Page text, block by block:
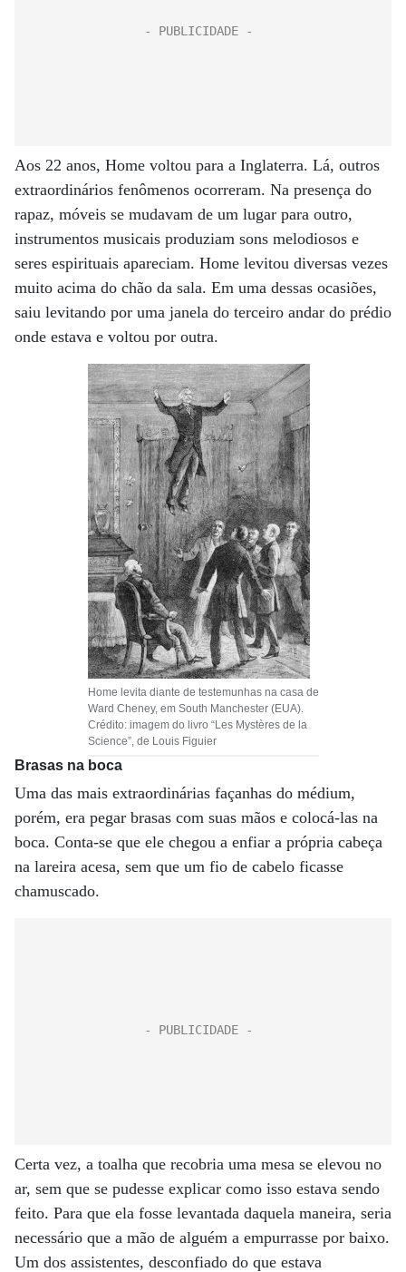
Aos 22 anos, Home voltou para a Inglaterra. Lá, outros
extraordinários fenômenos ocorreram. Na presença do
rapaz, móveis se mudavam de um lugar para outro,
instrumentos musicais produziam sons melodiosos e
seres espirituais apareciam. Home levitou diversas vezes
muito acima do chão da sala. Em uma dessas ocasiões,
saiu levitando por uma janela do terceiro andar do prédio
onde estava e voltou por outra.
Home levita diante de testemunhas na casa de
Ward Cheney, em South Manchester (EUA).
Crédito: imagem do livro “Les Mystères de la
Science”, de Louis Figuier
Brasas na boca
Uma das mais extraordinárias façanhas do médium,
porém, era pegar brasas com suas mãos e colocá-las na
boca. Conta-se que ele chegou a enfiar a própria cabeça
na lareira acesa, sem que um fio de cabelo ficasse
chamuscado.
Certa vez, a toalha que recobria uma mesa se elevou no
ar, sem que se pudesse explicar como isso estava sendo
feito. Para que ela fosse levantada daquela maneira, seria
necessário que a mão de alguém a empurrasse por baixo.
Um dos assistentes, desconfiado do que estava